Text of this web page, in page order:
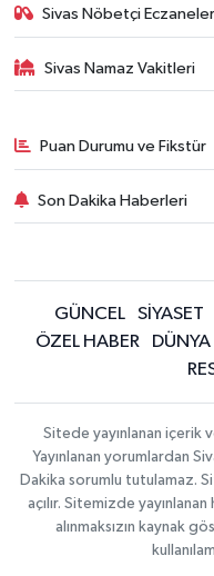
Sivas Nöbetçi Eczaneler
Sivas Namaz Vakitleri
Puan Durumu ve Fikstür
Son Dakika Haberleri
GÜNCEL SİYASET
ÖZEL HABER
DÜNYA
Sitede yayınlanan içerik
Yayınlanan yorumlardan
Dakika sorumlu tutulamaz.
açılır. Sitemizde
alınmaksızın kaynak